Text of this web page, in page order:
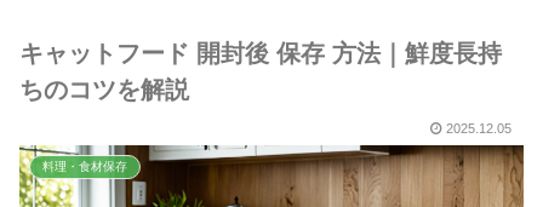
キャットフード 開封後 保存 方法｜鮮度長持
ちのコツを解説
2025.12.05
料理・食材保存